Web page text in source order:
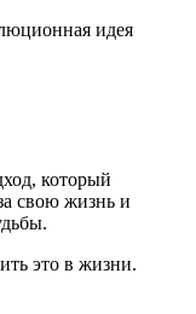
идея
который
свою жизнь и
это в жизни.